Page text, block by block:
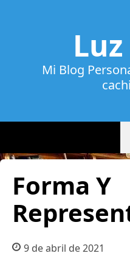
Mi Blog
Forma Y
9 de abril de 2021